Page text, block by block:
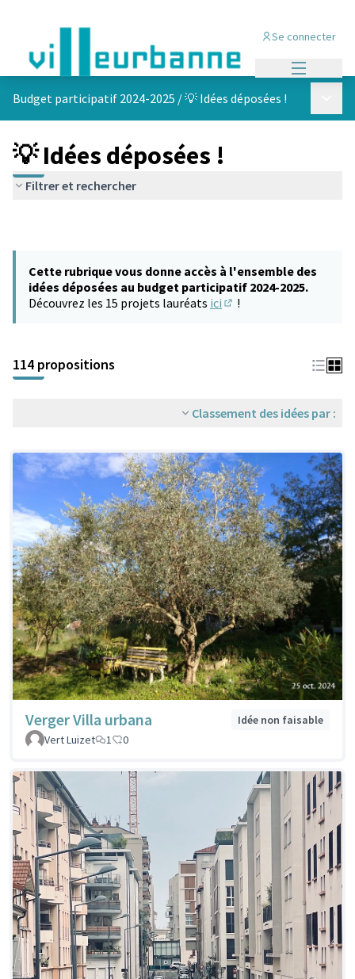
Se connecter
Budget participatif 2024-2025 /💡 Idées déposées !
💡 Idées déposées !
Filtrer et rechercher
Cette rubrique vous donne accès à l'ensemble des
idées déposées au budget participatif 2024-2025.
Découvrez les 15 projets lauréats ici !
114 propositions
Classement des idées par :
Verger Villa urbana
Idée non faisable
Vert Luizet
1 0